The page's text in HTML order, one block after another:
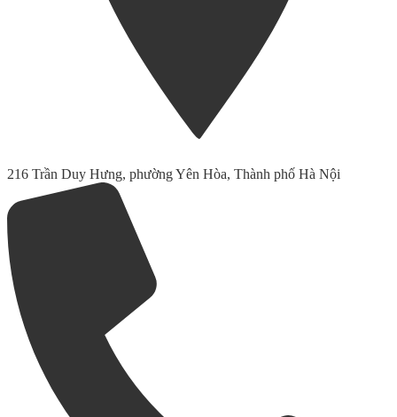
216 Trần Duy Hưng, phường Yên Hòa, Thành phố Hà Nội